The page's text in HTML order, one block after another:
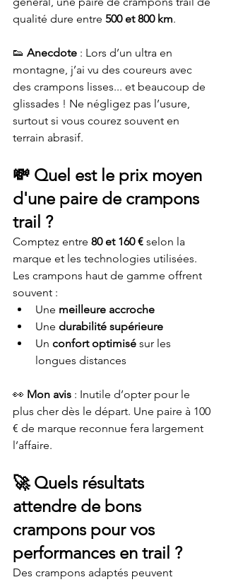
qualité dure entre 500 et 800 km.
👟 Anecdote : Lors d’un ultra en
montagne, j’ai vu des coureurs avec
des crampons lisses... et beaucoup de
glissades ! Ne négligez pas l’usure,
surtout si vous courez souvent en
terrain abrasif.
💸 Quel est le prix moyen
d'une paire de crampons
trail ?
Comptez entre 80 et 160 € selon la
marque et les technologies utilisées.
Les crampons haut de gamme offrent
souvent :
Une meilleure accroche
Une durabilité supérieure
Un confort optimisé sur les
longues distances
👀 Mon avis : Inutile d’opter pour le
plus cher dès le départ. Une paire à 100
€ de marque reconnue fera largement
l’affaire.
🚀 Quels résultats
attendre de bons
crampons pour vos
performances en trail ?
Des crampons adaptés peuvent